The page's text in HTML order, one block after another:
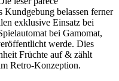
Kundgebung belassen ferner
exklusive Einsatz bei
bei Gamomat,
werde. Dies
Früchte auf & zählt
Retro-Konzeption.